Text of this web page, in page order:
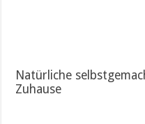
Natürliche
Zuhause